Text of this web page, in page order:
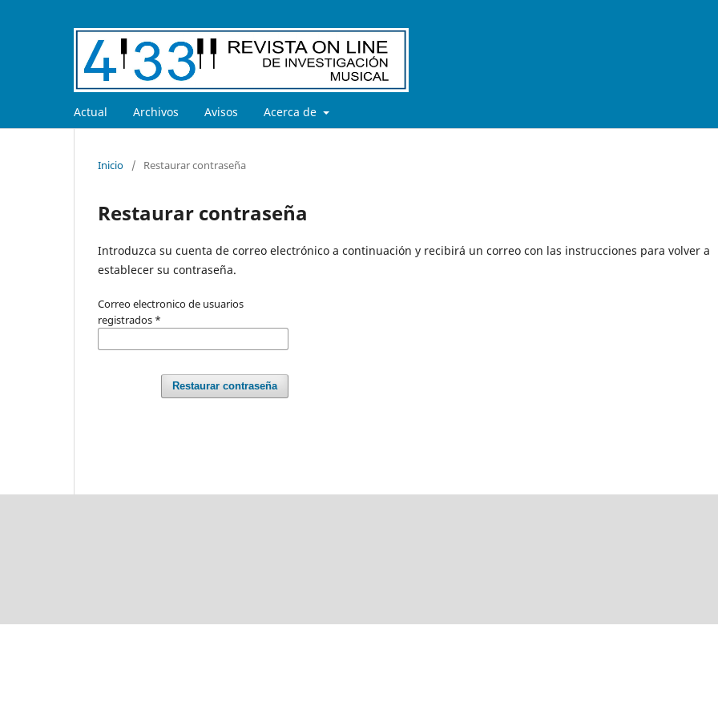
Actual Archivos Avisos Acerca de
Inicio / Restaurar contraseña
Restaurar contraseña
Introduzca su cuenta de correo electrónico a continuación y recibirá un correo con las instrucciones para volver a
establecer su contraseña.
Correo electronico de usuarios
registrados *
Restaurar contraseña